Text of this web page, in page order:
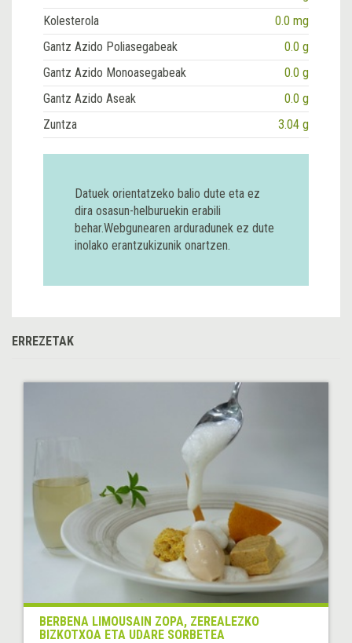
Kolesterola
0.0 mg
Gantz Azido Poliasegabeak
0.0 g
Gantz Azido Monoasegabeak
0.0 g
Gantz Azido Aseak
0.0 g
Zuntza
3.04 g
Datuek orientatzeko balio dute eta ez
dira osasun-helburuekin erabili
behar.Webgunearen arduradunek ez dute
inolako erantzukizunik onartzen.
ERREZETAK
BERBENA LIMOUSAIN ZOPA, ZEREALEZKO
BIZKOTXOA ETA UDARE SORBETEA